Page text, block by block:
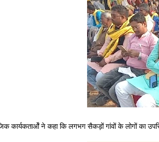
कार्यकतार्ओं ने कहा कि लगभग सैकड़ों गांवों के लोगों का